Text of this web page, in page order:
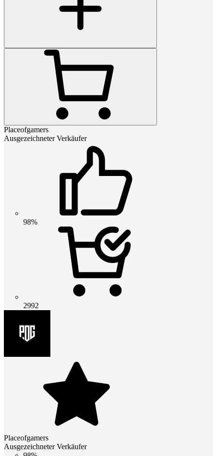
Placeofgamers
Ausgezeichneter Verkäufer
98%
2992
Placeofgamers
Ausgezeichneter Verkäufer